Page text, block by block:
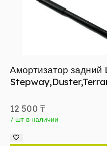
Амортизатор
12 500 ₸
7 шт в наличии